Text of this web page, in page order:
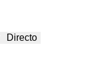
Directo